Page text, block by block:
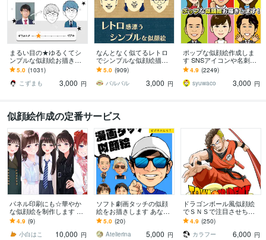
まるい目の★ゆるくてシ
ンプルな似顔絵お描きし
ます ゆる～い感じにした
い、似すぎない方が‥と
いう方にオススメ！
5.0 (1031)
こずまも
3,000 円
なんとなく似てるレトロ
でシンプルな似顔絵描き
ます 懐かしくて新しい。
ほんのり昭和テイストの
やさしい似顔絵
5.0 (909)
バルバル
3,000 円
ポップな似顔絵作成しま
す SNSアイコンや名刺、
プレゼント用にポップな
似顔絵作成します
4.9 (2249)
syuwaco
3,000 円
似顔絵作成の定番サービス
パネル印刷にも☆華やか
な似顔絵を制作します 多
様なサイズに対応可◎大
切な日の一枚に。
4.9 (9)
小白はこ
10,000 円
ソフト劇画タッチの似顔
絵をお描きします あなた
のお顔が漫画タッチのイ
ラストに！
5.0 (20)
Atelierina
5,000 円
ドラゴンボール風似顔絵
でＳＮＳで注目させちゃ
います お誕生日や還暦の
プレゼントにＤＢ風似顔
絵でサプライズ★！
4.9 (250)
カラフー
6,000 円